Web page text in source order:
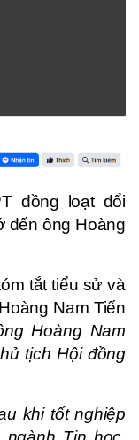
đồng loạt đổi
đến ông Hoàng
tắt tiểu sử và
Nam Tiến
Hoàng Nam
tịch Hội đồng
khi tốt nghiệp